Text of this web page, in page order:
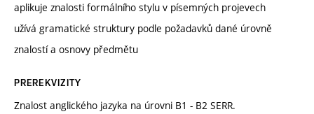
aplikuje znalosti formálního stylu v písemných projevech
užívá gramatické struktury podle požadavků dané úrovně
znalostí a osnovy předmětu
PREREKVIZITY
Znalost anglického jazyka na úrovni B1 - B2 SERR.